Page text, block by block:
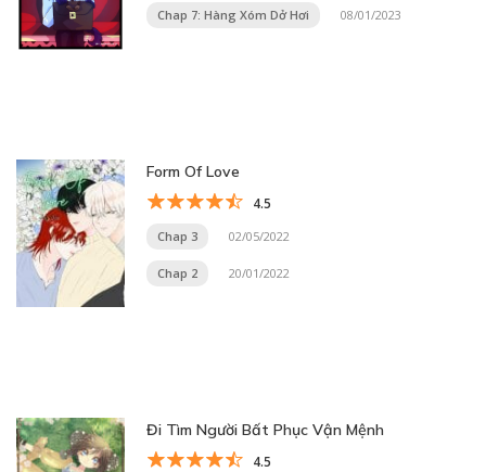
Chap 7: Hàng Xóm Dở Hơi 08/01/2023
Form Of Love
4.5
Chap 3 02/05/2022
Chap 2 20/01/2022
Đi Tìm Người Bất Phục Vận Mệnh
4.5